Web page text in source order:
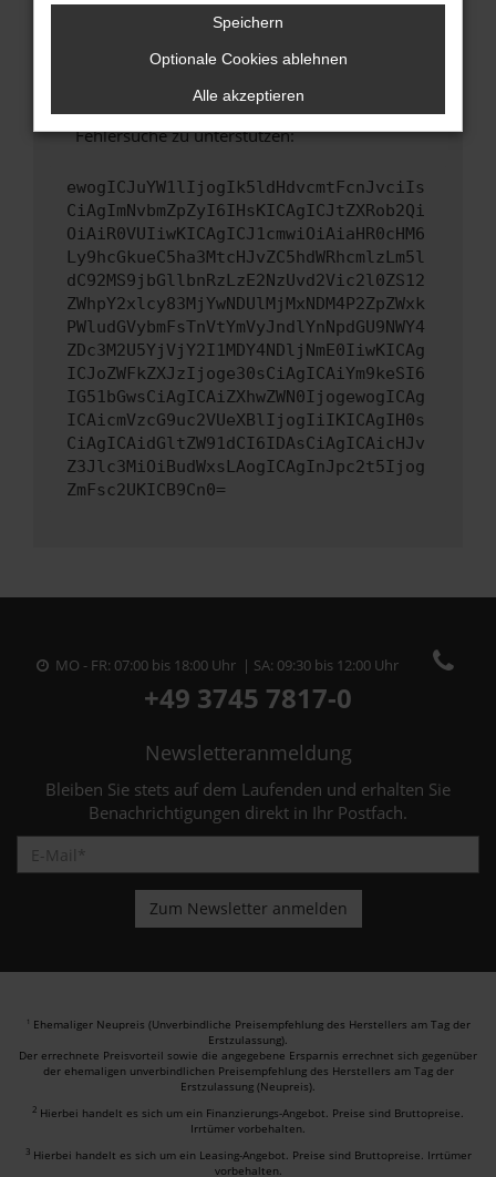
Wende dich an den Webseitenbetreiber.
Wenn du alle oben genannten Schritte versucht
hast, kontaktiere uns bitte. Wir werden
versuchen, das Problem zu beheben. Du kannst
uns diesen Text schicken, um uns bei der
Fehlersuche zu unterstützen:
ewogICJuYW1lIjogIk5ldHdvcmtFcnJvciIs
CiAgImNvbmZpZyI6IHsKICAgICJtZXRob2Qi
OiAiR0VUIiwKICAgICJ1cmwiOiAiaHR0cHM6
Ly9hcGkueC5ha3MtcHJvZC5hdWRhcmlzLm5l
dC92MS9jbGllbnRzLzE2NzUvd2Vic2l0ZS12
ZWhpY2xlcy83MjYwNDUlMjMxNDM4P2ZpZWxk
PWludGVybmFsTnVtYmVyJndlYnNpdGU9NWY4
ZDc3M2U5YjVjY2I1MDY4NDljNmE0IiwKICAg
ICJoZWFkZXJzIjoge30sCiAgICAiYm9keSI6
IG51bGwsCiAgICAiZXhwZWN0IjogewogICAg
ICAicmVzcG9uc2VUeXBlIjogIiIKICAgIH0s
CiAgICAidGltZW91dCI6IDAsCiAgICAicHJv
Z3Jlc3MiOiBudWxsLAogICAgInJpc2t5Ijog
ZmFsc2UKICB9Cn0=
MO - FR: 07:00 bis 18:00 Uhr | SA: 09:30 bis 12:00 Uhr
+49 3745 7817-0
Newsletteranmeldung
Bleiben Sie stets auf dem Laufenden und erhalten Sie
Benachrichtigungen direkt in Ihr Postfach.
1 Ehemaliger Neupreis (Unverbindliche Preisempfehlung des Herstellers am Tag der
Erstzulassung).
Der errechnete Preisvorteil sowie die angegebene Ersparnis errechnet sich gegenüber
der ehemaligen unverbindlichen Preisempfehlung des Herstellers am Tag der
Erstzulassung (Neupreis).
2 Hierbei handelt es sich um ein Finanzierungs-Angebot. Preise sind Bruttopreise.
Irrtümer vorbehalten.
3 Hierbei handelt es sich um ein Leasing-Angebot. Preise sind Bruttopreise. Irrtümer
vorbehalten.
Speichern
Optionale Cookies ablehnen
Alle akzeptieren